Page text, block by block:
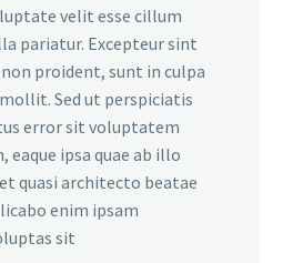
velit esse cillum
pariatur. Excepteur sint
proident, sunt in culpa
Sed ut perspiciatis
error sit voluptatem
ipsa quae ab illo
quasi architecto beatae
enim ipsam
sit